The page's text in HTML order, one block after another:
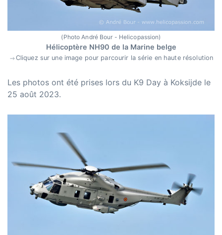
(Photo André Bour - Helicopassion)
Hélicoptère NH90 de la Marine belge
Cliquez sur une image pour parcourir la série en haute résolution
Les photos ont été prises lors du K9 Day à Koksijde le
25 août 2023.